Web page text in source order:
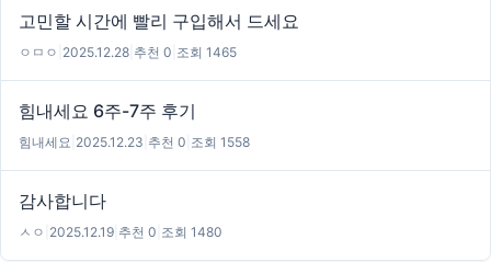
고민할 시간에 빨리 구입해서 드세요
ㅇㅁㅇ 2025.12.28 추천 0 조회 1465
힘내세요 6주-7주 후기
힘내세요 2025.12.23 추천 0 조회 1558
감사합니다
ㅅㅇ 2025.12.19 추천 0 조회 1480